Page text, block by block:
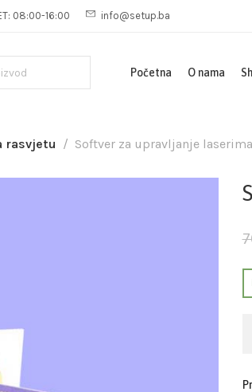
08:00-16:00 info@setup.ba
Početna O nama
rasvjetu Softver za upravljanje